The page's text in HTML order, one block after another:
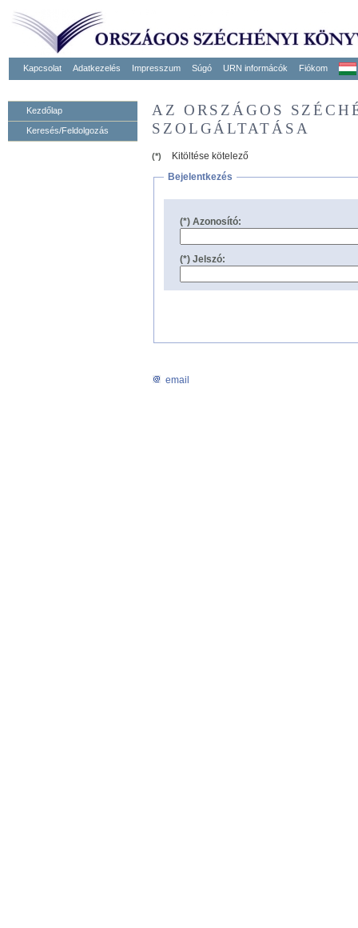
Kapcsolat Adatkezelés Impresszum Súgó URN informácók Fiókom
Kezdőlap
Keresés/Feldolgozás
AZ ORSZÁGOS
SZOLGÁLTATÁSA
(*)
Kitöltése kötelező
Bejelentkezés
(*) Azonosító:
(*) Jelszó:
email